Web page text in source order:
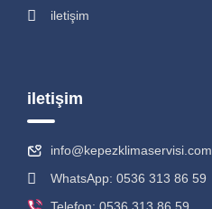
iletişim
iletişim
info@kepezklimaservisi.com
WhatsApp: 0536 313 86 59